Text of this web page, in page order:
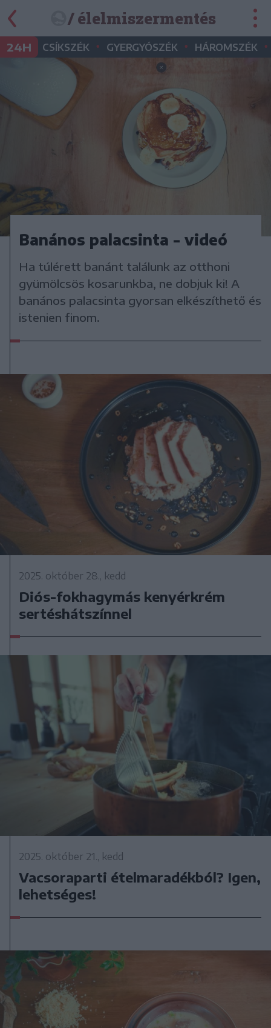
/ élelmiszermentés
24H CSÍKSZÉK • GYERGYÓSZÉK • HÁROMSZÉK •
Banános palacsinta - videó
Ha túlérett banánt találunk az otthoni
gyümölcsös kosarunkba, ne dobjuk ki! A
banános palacsinta gyorsan elkészíthető és
istenien finom.
2025. október 28., kedd
Diós-fokhagymás kenyérkrém
sertéshátszínnel
2025. október 21., kedd
Vacsoraparti ételmaradékból? Igen,
lehetséges!